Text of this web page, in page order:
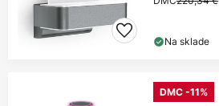
Na sklade
DMC -11%